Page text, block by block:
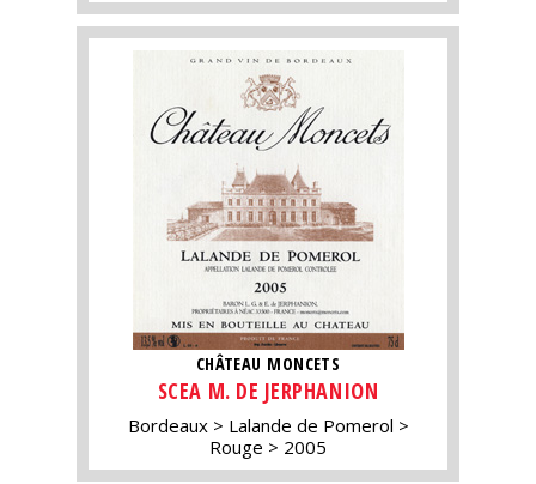
CHÂTEAU MONCETS
SCEA M. DE JERPHANION
Bordeaux
Lalande de Pomerol
Rouge
2005